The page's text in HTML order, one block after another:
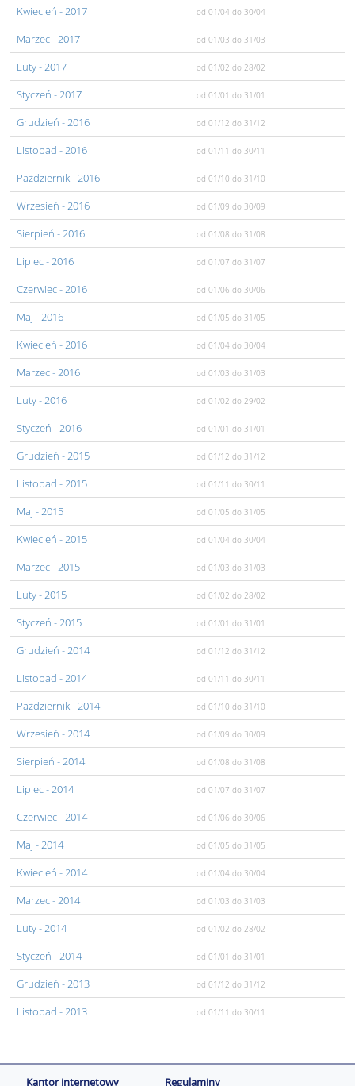
Kwiecień - 2017 od 01/04 do 30/04
Marzec- 2017 od 01/03 do 31/03
Luty- 2017 od 01/02 do 28/02
Styczeń - 2017 od 01/01 do 31/01
Grudzień - 2016 od 01/12 do 31/12
Listopad - 2016 od 01/11 do 30/11
Pażdziernik- 2016 od 01/10 do 31/10
Wrzesień - 2016 od 01/09 do 30/09
Sierpień - 2016 od 01/08 do 31/08
Lipiec- 2016 od 01/07 do 31/07
Czerwiec- 2016 od 01/06 do 30/06
Maj - 2016 od 01/05 do 31/05
Kwiecień - 2016 od 01/04 do 30/04
Marzec- 2016 od 01/03 do 31/03
Luty- 2016 od 01/02 do 29/02
Styczeń - 2016 od 01/01 do 31/01
Grudzień - 2015 od 01/12 do 31/12
Listopad - 2015 od 01/11 do 30/11
Maj - 2015 od 01/05 do 31/05
Kwiecień - 2015 od 01/04 do 30/04
Marzec- 2015 od 01/03 do 31/03
Luty- 2015 od 01/02 do 28/02
Styczeń - 2015 od 01/01 do 31/01
Grudzień - 2014 od 01/12 do 31/12
Listopad - 2014 od 01/11 do 30/11
Pażdziernik- 2014 od 01/10 do 31/10
Wrzesień - 2014 od 01/09 do 30/09
Sierpień - 2014 od 01/08 do 31/08
Lipiec- 2014 od 01/07 do 31/07
Czerwiec- 2014 od 01/06 do 30/06
Maj - 2014 od 01/05 do 31/05
Kwiecień - 2014 od 01/04 do 30/04
Marzec- 2014 od 01/03 do 31/03
Luty- 2014 od 01/02 do 28/02
Styczeń - 2014 od 01/01 do 31/01
Grudzień - 2013 od 01/12 do 31/12
Listopad - 2013 od 01/11 do 30/11
Kantor internetowy Regulaminy